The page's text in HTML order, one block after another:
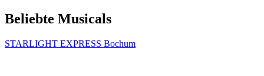
Beliebte Musicals
STARLIGHT EXPRESS Bochum